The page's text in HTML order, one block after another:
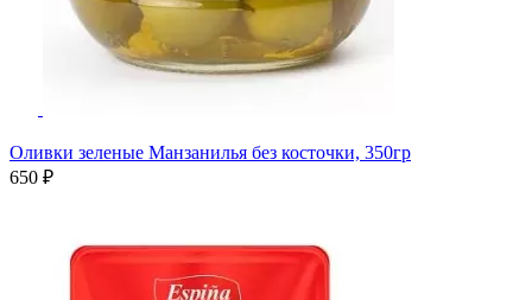
Оливки зеленые Манзанилья без косточки, 350гр
650 ₽